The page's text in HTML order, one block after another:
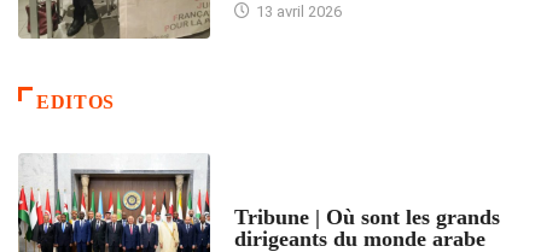
13 avril 2026
EDITOS
Tribune | Où sont les grands
dirigeants du monde arabe